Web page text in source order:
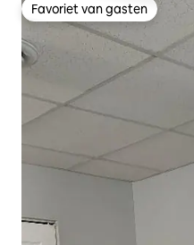
Favoriet van gasten
Favoriet van gasten